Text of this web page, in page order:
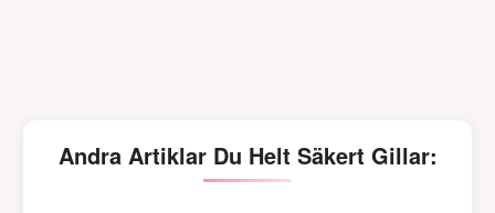
Andra Artiklar Du Helt Säkert Gillar: